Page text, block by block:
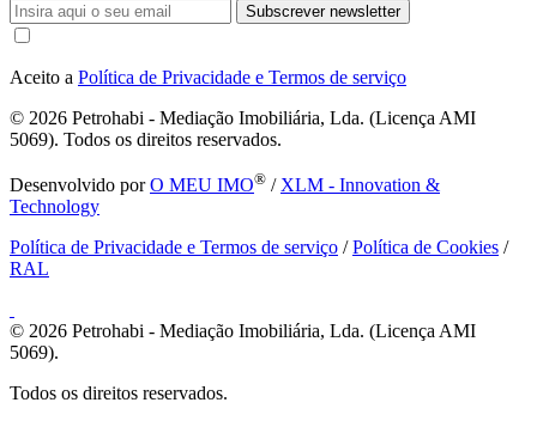
Subscrever newsletter
Aceito a Política de Privacidade e Termos de serviço
© 2026 Petrohabi - Mediação Imobiliária, Lda. (Licença AMI
5069). Todos os direitos reservados.
Desenvolvido porO MEU IMO® / XLM - Innovation &
Technology
Política de Privacidade e Termos de serviço /Política de Cookies /
RAL
© 2026 Petrohabi - Mediação Imobiliária, Lda. (Licença AMI
5069).
Todos os direitos reservados.